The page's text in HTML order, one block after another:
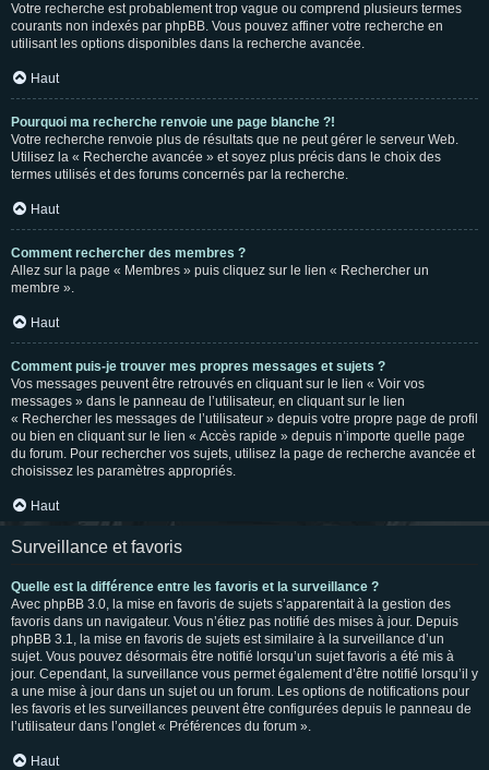
Votre recherche est probablement trop vague ou comprend plusieurs termes
courants non indexés par phpBB. Vous pouvez affiner votre recherche en
utilisant les options disponibles dans la recherche avancée.
Haut
Pourquoi ma recherche renvoie une page blanche ?!
Votre recherche renvoie plus de résultats que ne peut gérer le serveur Web.
Utilisez la « Recherche avancée » et soyez plus précis dans le choix des
termes utilisés et des forums concernés par la recherche.
Haut
Comment rechercher des membres ?
Allez sur la page « Membres » puis cliquez sur le lien « Rechercher un
membre ».
Haut
Comment puis-je trouver mes propres messages et sujets ?
Vos messages peuvent être retrouvés en cliquant sur le lien « Voir vos
messages » dans le panneau de l’utilisateur, en cliquant sur le lien
« Rechercher les messages de l’utilisateur » depuis votre propre page de profil
ou bien en cliquant sur le lien « Accès rapide » depuis n’importe quelle page
du forum. Pour rechercher vos sujets, utilisez la page de recherche avancée et
choisissez les paramètres appropriés.
Haut
Surveillance et favoris
Quelle est la différence entre les favoris et la surveillance ?
Avec phpBB 3.0, la mise en favoris de sujets s’apparentait à la gestion des
favoris dans un navigateur. Vous n’étiez pas notifié des mises à jour. Depuis
phpBB 3.1, la mise en favoris de sujets est similaire à la surveillance d’un
sujet. Vous pouvez désormais être notifié lorsqu’un sujet favoris a été mis à
jour. Cependant, la surveillance vous permet également d’être notifié lorsqu’il y
a une mise à jour dans un sujet ou un forum. Les options de notifications pour
les favoris et les surveillances peuvent être configurées depuis le panneau de
l’utilisateur dans l’onglet « Préférences du forum ».
Haut